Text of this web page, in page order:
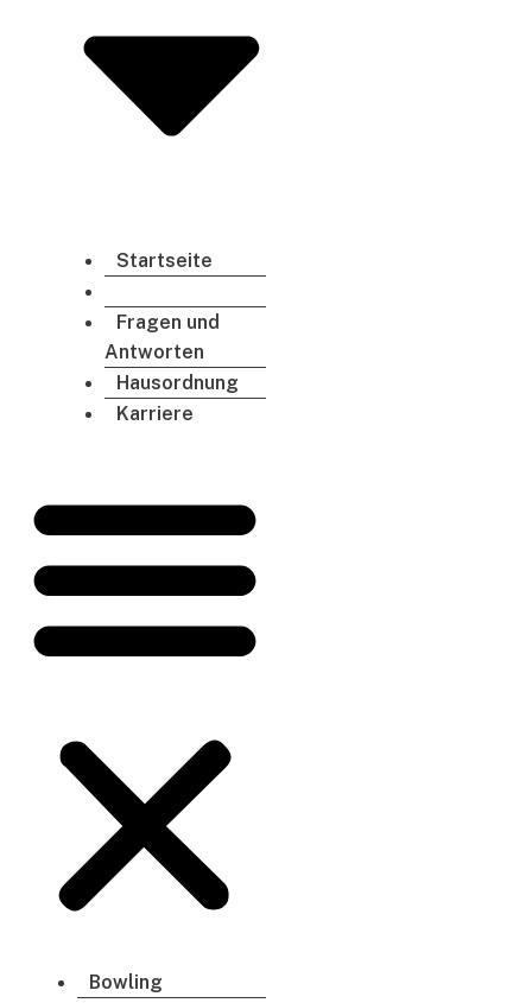
Startseite
Fragen und
Antworten
Hausordnung
Karriere
Bowling